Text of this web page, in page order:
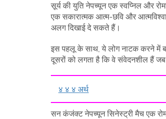
सूर्य की युति नेपच्यून एक स्वप्निल और
एक सकारात्मक आत्म-छवि और
अलग दिखाई दे सकते हैं।
इस पहलू के साथ, ये लोग नाटक करने में
दूसरों को लगता है कि वे संवेदनशील हैं जब
४ ४ ४ अर्थ
सन कंजंक्ट नेपच्यून सिनेस्ट्री मैच एक